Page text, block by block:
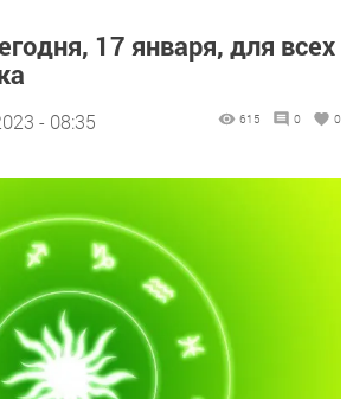
17 января, для всех
- 08:35 615 0 0